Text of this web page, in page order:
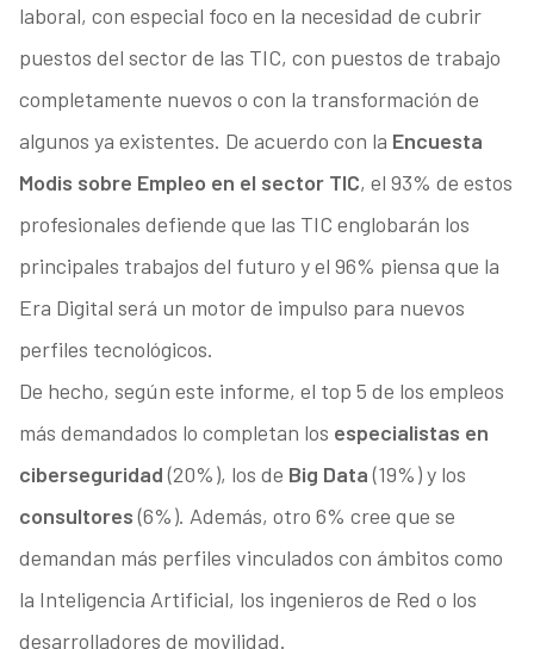
laboral, con especial foco en la necesidad de cubrir
puestos del sector de las TIC, con puestos de trabajo
completamente nuevos o con la transformación de
algunos ya existentes. De acuerdo con la Encuesta
Modis sobre Empleo en el sector TIC, el 93% de estos
profesionales defiende que las TIC englobarán los
principales trabajos del futuro y el 96% piensa que la
Era Digital será un motor de impulso para nuevos
perfiles tecnológicos.
De hecho, según este informe, el top 5 de los empleos
más demandados lo completan los especialistas en
ciberseguridad(20%), los de Big Data(19%) y los
consultores(6%). Además, otro 6% cree que se
demandan más perfiles vinculados con ámbitos como
la Inteligencia Artificial, los ingenieros de Red o los
desarrolladores de movilidad.